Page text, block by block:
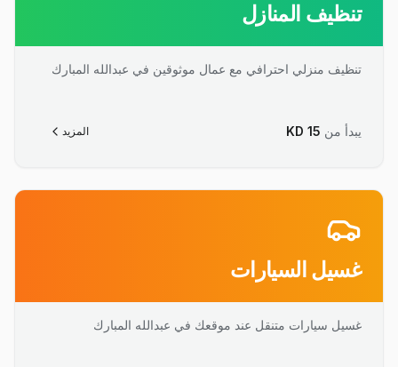
تنظيف المنازل
تنظيف منزلي احترافي مع عمال موثوقين في عبدالله المبارك
يبدأ من KD 15 المزيد
غسيل السيارات
غسيل سيارات متنقل عند موقعك في عبدالله المبارك